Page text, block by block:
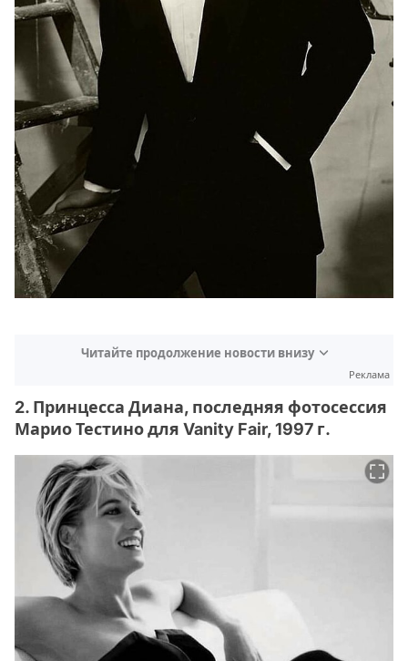
Читайте продолжение новости внизу
Реклама
2. Принцесса Диана, последняя фотосессия
Марио Тестино для Vanity Fair, 1997 г.